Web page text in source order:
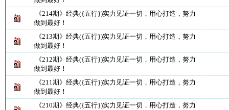
《214期》经典({五行})实力见证一切，用心打造，努力
做到最好！
《213期》经典({五行})实力见证一切，用心打造，努力
做到最好！
《212期》经典({五行})实力见证一切，用心打造，努力
做到最好！
《211期》经典({五行})实力见证一切，用心打造，努力
做到最好！
《210期》经典({五行})实力见证一切，用心打造，努力